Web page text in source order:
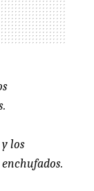
los